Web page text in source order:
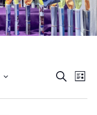
et
Recherche
de
Liste